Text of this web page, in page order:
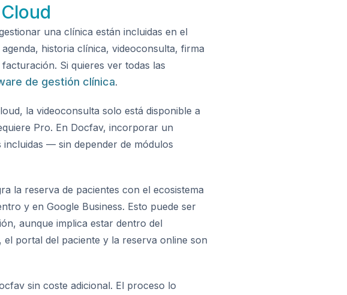
una clínica están incluidas en el
historia clínica, videoconsulta, firma
Si quieres ver todas las
de gestión clínica.
la videoconsulta solo está disponible a
Pro. En Docfav, incorporar un
— sin depender de módulos
la reserva de pacientes con el ecosistema
y en Google Business. Esto puede ser
aunque implica estar dentro del
portal del paciente y la reserva online son
sin coste adicional. El proceso lo